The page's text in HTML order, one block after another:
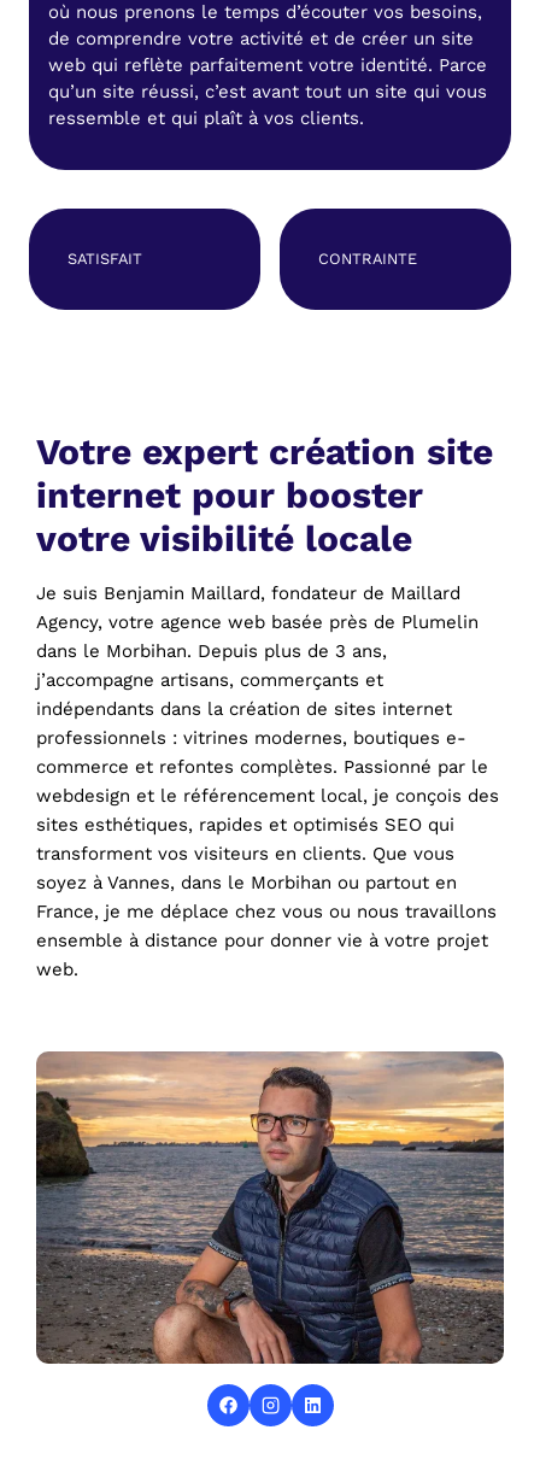
où nous prenons le temps d’écouter vos besoins,
de comprendre votre activité et de créer un site
web qui reflète parfaitement votre identité. Parce
qu’un site réussi, c’est avant tout un site qui vous
ressemble et qui plaît à vos clients.
SATISFAIT CONTRAINTE
Votre expert création site
internet pour booster
votre visibilité locale
Je suis Benjamin Maillard, fondateur de Maillard
Agency, votre agence web basée près de Plumelin
dans le Morbihan. Depuis plus de 3 ans,
j’accompagne artisans, commerçants et
indépendants dans la création de sites internet
professionnels : vitrines modernes, boutiques e-
commerce et refontes complètes. Passionné par le
webdesign et le référencement local, je conçois des
sites esthétiques, rapides et optimisés SEO qui
transforment vos visiteurs en clients. Que vous
soyez à Vannes, dans le Morbihan ou partout en
France, je me déplace chez vous ou nous travaillons
ensemble à distance pour donner vie à votre projet
web.